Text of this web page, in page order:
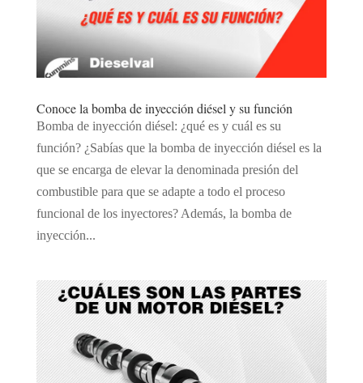
Conoce la bomba de inyección diésel y su función
Bomba de inyección diésel: ¿qué es y cuál es su
función? ¿Sabías que la bomba de inyección diésel es la
que se encarga de elevar la denominada presión del
combustible para que se adapte a todo el proceso
funcional de los inyectores? Además, la bomba de
inyección...